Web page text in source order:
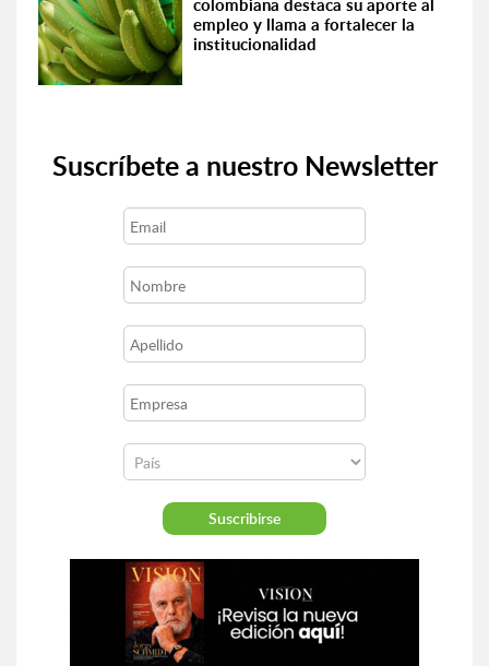
colombiana destaca su aporte al
empleo y llama a fortalecer la
institucionalidad
Suscríbete a nuestro Newsletter